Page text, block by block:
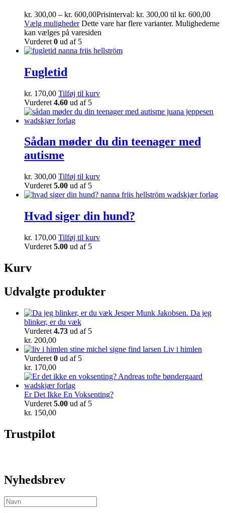
kr. 300,00 – kr. 600,00Prisinterval: kr. 300,00 til kr. 600,00
Vælg muligheder Dette vare har flere varianter. Mulighederne
kan vælges på varesiden
Vurderet 0 ud af 5
Fugletid
kr. 170,00 Tilføj til kurv
Vurderet 4.60 ud af 5
Sådan møder du din teenager med
autisme
kr. 300,00 Tilføj til kurv
Vurderet 5.00 ud af 5
Hvad siger din hund?
kr. 170,00 Tilføj til kurv
Vurderet 5.00 ud af 5
Kurv
Udvalgte produkter
Da jeg
blinker, er du væk
Vurderet 4.73 ud af 5
kr. 200,00
Liv i himlen
Vurderet 0 ud af 5
kr. 170,00
Er Det Ikke En Voksenting?
Vurderet 5.00 ud af 5
kr. 150,00
Trustpilot
Nyhedsbrev